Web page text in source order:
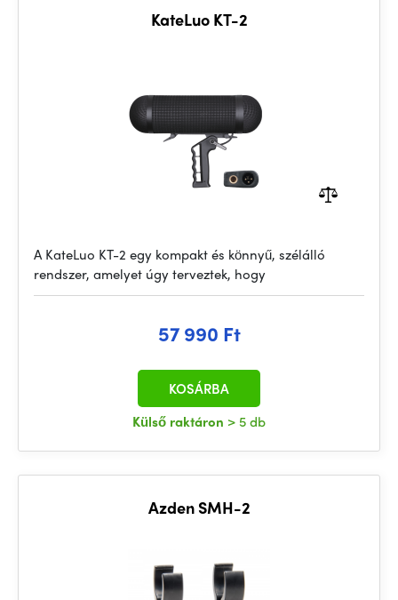
KateLuo KT-2
A KateLuo KT-2 egy kompakt és könnyű, szélálló
rendszer, amelyet úgy terveztek, hogy
57 990 Ft
Külső raktáron > 5 db
KOSÁRBA
Azden SMH-2